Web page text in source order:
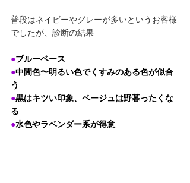
普段はネイビーやグレーが多いというお客様
でしたが、診断の結果
●ブルーベース
●中間色〜明るい色でくすみのある色が似合
う
●黒はキツい印象、ベージュは野暮ったくな
る
●水色やラベンダー系が得意